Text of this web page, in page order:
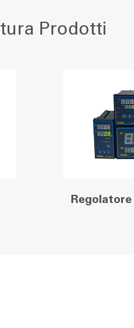
Prodotti